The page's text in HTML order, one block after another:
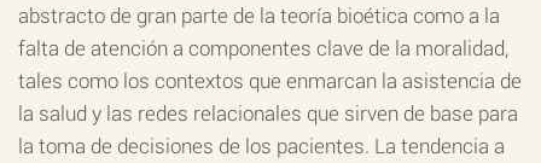
abstracto de gran parte de la teoría bioética como a la
falta de atención a componentes clave de la moralidad,
tales como los contextos que enmarcan la asistencia de
la salud y las redes relacionales que sirven de base para
la toma de decisiones de los pacientes. La tendencia a